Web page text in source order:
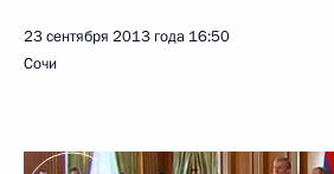
23 сентября 2013 года 16:50
Сочи